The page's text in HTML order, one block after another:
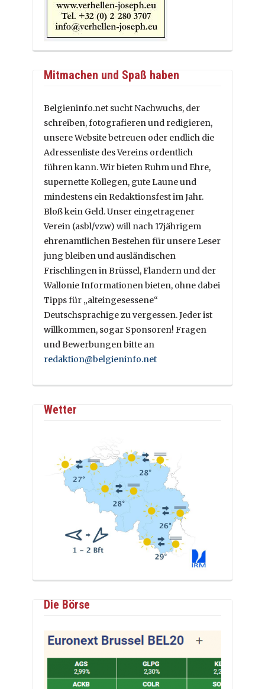
Mitmachen und Spaß haben
Belgieninfo.net sucht Nachwuchs, der
schreiben, fotografieren und redigieren,
unsere Website betreuen oder endlich die
Adressenliste des Vereins ordentlich
führen kann. Wir bieten Ruhm und Ehre,
supernette Kollegen, gute Laune und
mindestens ein Redaktionsfest im Jahr.
Bloß kein Geld. Unser eingetragener
Verein (asbl/vzw) will nach 17jährigem
ehrenamtlichen Bestehen für unsere Leser
jung bleiben und ausländischen
Frischlingen in Brüssel, Flandern und der
Wallonie Informationen bieten, ohne dabei
Tipps für „alteingesessene“
Deutschsprachige zu vergessen. Jeder ist
willkommen, sogar Sponsoren! Fragen
und Bewerbungen bitte an
redaktion@belgieninfo.net
Wetter
Die Börse